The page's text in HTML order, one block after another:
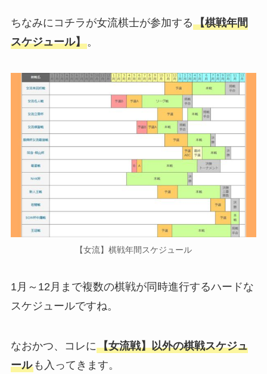
ちなみにコチラが女流棋士が参加する【棋戦年間
スケジュール】。
【女流】棋戦年間スケジュール
1月～12月まで複数の棋戦が同時進行するハードな
スケジュールですね。
なおかつ、コレに【女流戦】以外の棋戦スケジュ
ールも入ってきます。